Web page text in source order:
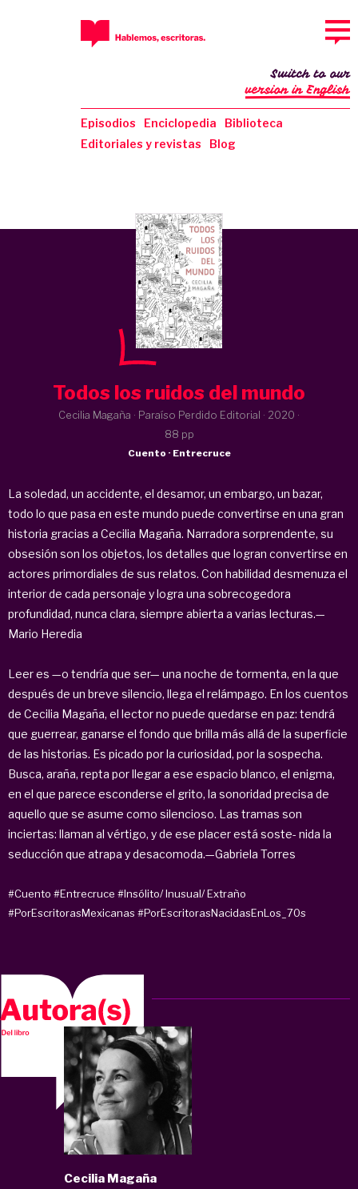
Episodios Enciclopedia
Biblioteca
Editoriales y revistas
Blog
Switch to our
version in English
Todos los ruidos del mundo
Cecilia Magaña · Paraíso Perdido Editorial · 2020 ·
88 pp
Cuento · Entrecruce
La soledad, un accidente, el desamor, un embargo, un bazar,
todo lo que pasa en este mundo puede convertirse en una gran
historia gracias a Cecilia Magaña. Narradora sorprendente, su
obsesión son los objetos, los detalles que logran convertirse en
actores primordiales de sus relatos. Con habilidad desmenuza el
interior de cada personaje y logra una sobrecogedora
profundidad, nunca clara, siempre abierta a varias lecturas.—
Mario Heredia
Leer es —o tendría que ser— una noche de tormenta, en la que
después de un breve silencio, llega el relámpago. En los cuentos
de Cecilia Magaña, el lector no puede quedarse en paz: tendrá
que guerrear, ganarse el fondo que brilla más allá de la superficie
de las historias. Es picado por la curiosidad, por la sospecha.
Busca, araña, repta por llegar a ese espacio blanco, el enigma,
en el que parece esconderse el grito, la sonoridad precisa de
aquello que se asume como silencioso. Las tramas son
inciertas: llaman al vértigo, y de ese placer está soste- nida la
seducción que atrapa y desacomoda.—Gabriela Torres
#Cuento #Entrecruce #Insólito/ Inusual/ Extraño
#PorEscritorasMexicanas #PorEscritorasNacidasEnLos_70s
Cecilia Magaña